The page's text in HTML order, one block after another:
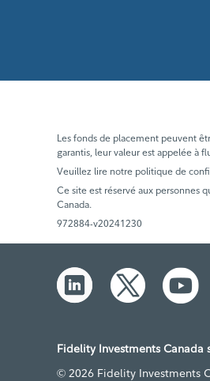
Les fonds de placement peuvent
garantis, leur valeur est appelée à
Veuillez lire notre politique de
Ce site est réservé aux personnes
Canada.
972884-v20241230
Fidelity Investments Canada
© 2026 Fidelity Investments